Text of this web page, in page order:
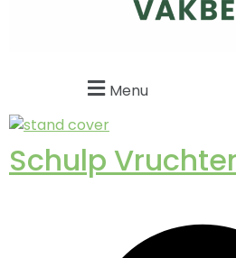
Menu
Schulp